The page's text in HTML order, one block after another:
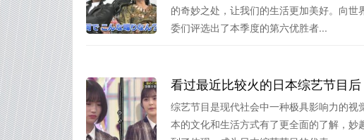
的奇妙之处，让我们的生活更加美好。向
委们评选出了本季度的第六优胜者...
看过最近比较火的日本综艺节目后
综艺节目是现代社会中一种极具影响力的
本的文化和生活方式有了更全面的了解，